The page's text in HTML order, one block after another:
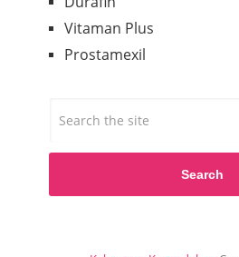
Vitaman Plus
Prostamexil
Search